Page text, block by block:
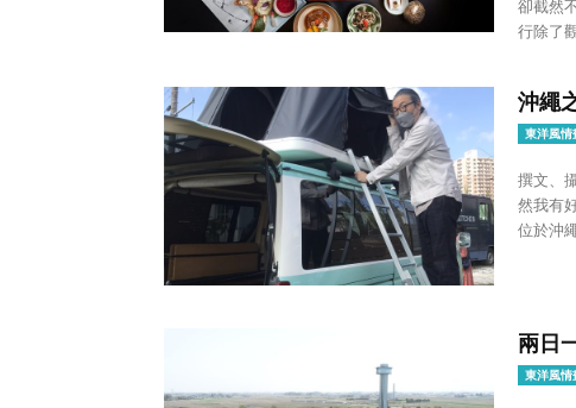
卻截然
行除了
沖繩
東洋風情
撰文、攝影：Kei San
然我有好
位於沖
兩日
東洋風情